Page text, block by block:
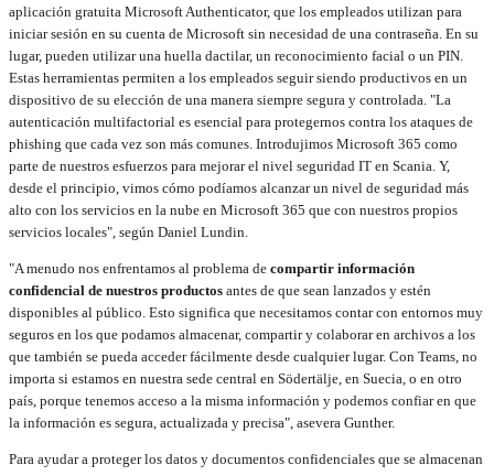
aplicación gratuita Microsoft Authenticator, que los empleados utilizan para
iniciar sesión en su cuenta de Microsoft sin necesidad de una contraseña. En su
lugar, pueden utilizar una huella dactilar, un reconocimiento facial o un PIN.
Estas herramientas permiten a los empleados seguir siendo productivos en un
dispositivo de su elección de una manera siempre segura y controlada. "La
autenticación multifactorial es esencial para protegernos contra los ataques de
phishing que cada vez son más comunes. Introdujimos Microsoft 365 como
parte de nuestros esfuerzos para mejorar el nivel seguridad IT en Scania. Y,
desde el principio, vimos cómo podíamos alcanzar un nivel de seguridad más
alto con los servicios en la nube en Microsoft 365 que con nuestros propios
servicios locales", según Daniel Lundin.
"A menudo nos enfrentamos al problema de compartir información
confidencial de nuestros productos antes de que sean lanzados y estén
disponibles al público. Esto significa que necesitamos contar con entornos muy
seguros en los que podamos almacenar, compartir y colaborar en archivos a los
que también se pueda acceder fácilmente desde cualquier lugar. Con Teams, no
importa si estamos en nuestra sede central en Sӧdertälje, en Suecia, o en otro
país, porque tenemos acceso a la misma información y podemos confiar en que
la información es segura, actualizada y precisa", asevera Gunther.
Para ayudar a proteger los datos y documentos confidenciales que se almacenan